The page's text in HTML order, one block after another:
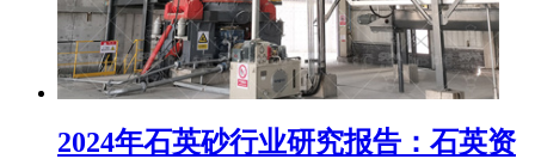
2024年石英砂行业研究报告：石英资